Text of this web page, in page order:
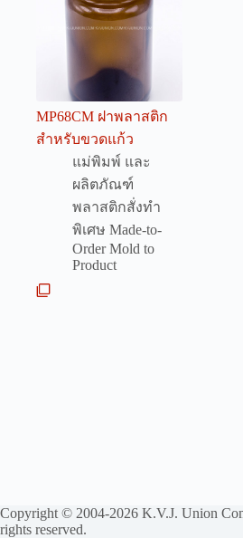
MP68CM ฝาพลาสติก
สำหรับขวดแก้ว
แม่พิมพ์ และ
ผลิตภัณฑ์
พลาสติกสั่งทำ
พิเศษ Made-to-
Order Mold to
Product
Copyright © 2004-2026 K.V.J. Union
rights reserved.